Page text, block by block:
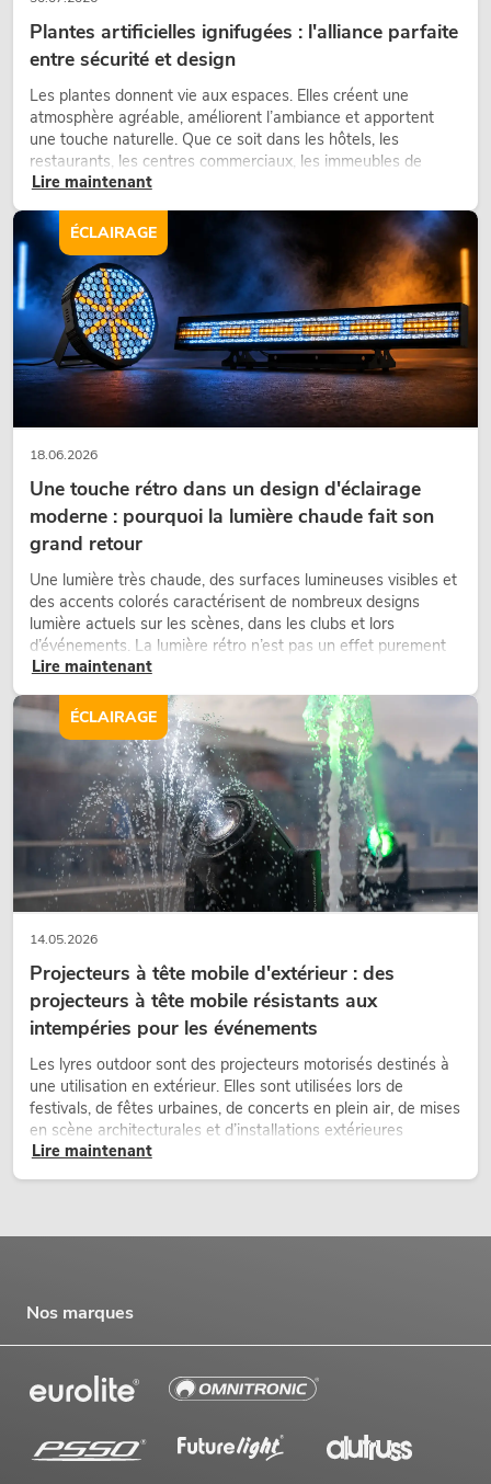
Plantes artificielles ignifugées : l'alliance parfaite
entre sécurité et design
Les plantes donnent vie aux espaces. Elles créent une
atmosphère agréable, améliorent l’ambiance et apportent
une touche naturelle. Que ce soit dans les hôtels, les
restaurants, les centres commerciaux, les immeubles de
bureaux ou sur les stands d’exposition, une végétalisation de
d’aménagement modernes.
Lire maintenant
18.06.2026
Une touche rétro dans un design d'éclairage
moderne : pourquoi la lumière chaude fait son
grand retour
Une lumière très chaude, des surfaces lumineuses visibles et
des accents colorés caractérisent de nombreux designs
lumière actuels sur les scènes, dans les clubs et lors
d’événements. La lumière rétro n’est pas un effet purement
nostalgique, mais un outil de conception utilisé de manière
scènes et peut rendre les configurations LED techniques plus
émotionnelles.
Lire maintenant
ÉCLAIRAGE
14.05.2026
Projecteurs à tête mobile d'extérieur : des
projecteurs à tête mobile résistants aux
intempéries pour les événements
Les lyres outdoor sont des projecteurs motorisés destinés à
une utilisation en extérieur. Elles sont utilisées lors de
festivals, de fêtes urbaines, de concerts en plein air, de mises
en scène architecturales et d’installations extérieures
temporaires.
Lire maintenant
ÉCLAIRAGE
Nos marques